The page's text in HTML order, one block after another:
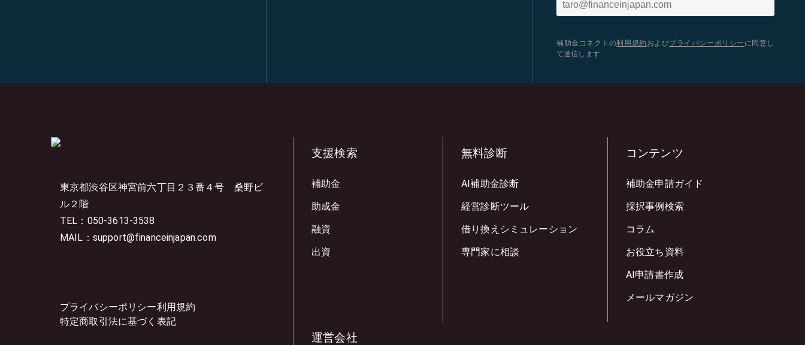
補助金コネクトの利用規約 およびプライバシーポリシー に同意し
て送信します
東京都渋谷区神宮前六丁目２３番４号 桑野ビ
ル２階
TEL：050-3613-3538
MAIL：support@financeinjapan.com
プライバシーポリシー利用規約
特定商取引法に基づく表記
支援検索
補助金
助成金
融資
出資
無料診断
AI補助金診断
経営診断ツール
借り換えシミュレーション
専門家に相談
コンテンツ
補助金申請ガイド
採択事例検索
コラム
お役立ち資料
AI申請書作成
メールマガジン
運営会社